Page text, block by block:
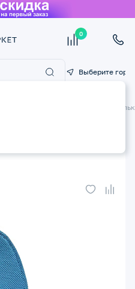
0
Выберите город